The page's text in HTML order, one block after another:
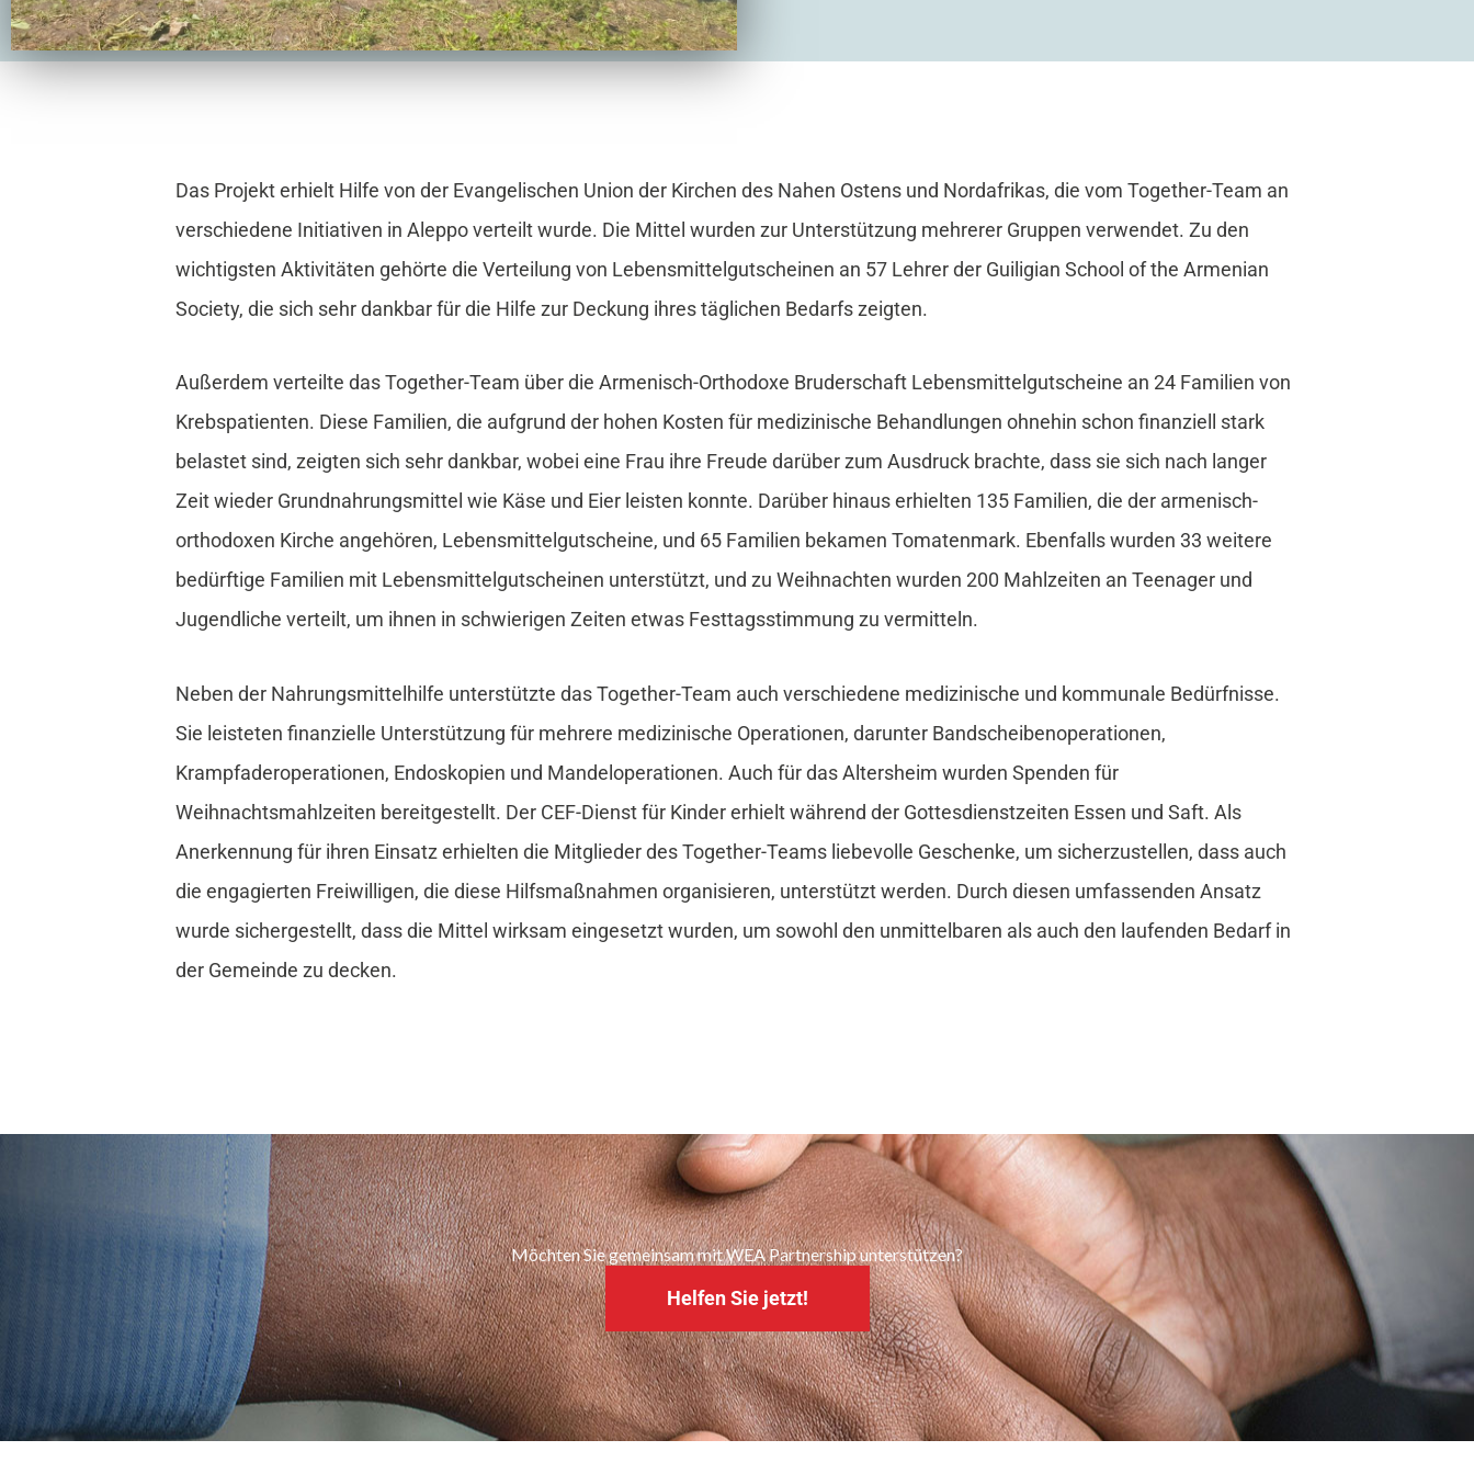
Das Projekt erhielt Hilfe von der Evangelischen Union der Kirchen des Nahen Ostens und Nordafrikas, die vom Together-Team an
verschiedene Initiativen in Aleppo verteilt wurde. Die Mittel wurden zur Unterstützung mehrerer Gruppen verwendet. Zu den
wichtigsten Aktivitäten gehörte die Verteilung von Lebensmittelgutscheinen an 57 Lehrer der Guiligian School of the Armenian
Society, die sich sehr dankbar für die Hilfe zur Deckung ihres täglichen Bedarfs zeigten.
Außerdem verteilte das Together-Team über die Armenisch-Orthodoxe Bruderschaft Lebensmittelgutscheine an 24 Familien von
Krebspatienten. Diese Familien, die aufgrund der hohen Kosten für medizinische Behandlungen ohnehin schon finanziell stark
belastet sind, zeigten sich sehr dankbar, wobei eine Frau ihre Freude darüber zum Ausdruck brachte, dass sie sich nach langer
Zeit wieder Grundnahrungsmittel wie Käse und Eier leisten konnte. Darüber hinaus erhielten 135 Familien, die der armenisch-
orthodoxen Kirche angehören, Lebensmittelgutscheine, und 65 Familien bekamen Tomatenmark. Ebenfalls wurden 33 weitere
bedürftige Familien mit Lebensmittelgutscheinen unterstützt, und zu Weihnachten wurden 200 Mahlzeiten an Teenager und
Jugendliche verteilt, um ihnen in schwierigen Zeiten etwas Festtagsstimmung zu vermitteln.
Neben der Nahrungsmittelhilfe unterstützte das Together-Team auch verschiedene medizinische und kommunale Bedürfnisse.
Sie leisteten finanzielle Unterstützung für mehrere medizinische Operationen, darunter Bandscheibenoperationen,
Krampfaderoperationen, Endoskopien und Mandeloperationen. Auch für das Altersheim wurden Spenden für
Weihnachtsmahlzeiten bereitgestellt. Der CEF-Dienst für Kinder erhielt während der Gottesdienstzeiten Essen und Saft. Als
Anerkennung für ihren Einsatz erhielten die Mitglieder des Together-Teams liebevolle Geschenke, um sicherzustellen, dass auch
die engagierten Freiwilligen, die diese Hilfsmaßnahmen organisieren, unterstützt werden. Durch diesen umfassenden Ansatz
wurde sichergestellt, dass die Mittel wirksam eingesetzt wurden, um sowohl den unmittelbaren als auch den laufenden Bedarf in
der Gemeinde zu decken.
Möchten Sie gemeinsam mit WEA Partnership unterstützen?
Helfen Sie jetzt!